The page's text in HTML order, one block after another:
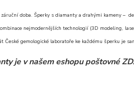
doba. Šperky s diamanty a drahými kameny –
nejmodernějších technologií (3D modeling,
České gemologické laboratoře ke každému šperku je
je v našem eshopu poštovné